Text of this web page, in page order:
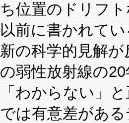
ち位置のドリフ
以前に書かれて
新の科学的見解
の弱性放射線の
「わからない」
では有意差があ